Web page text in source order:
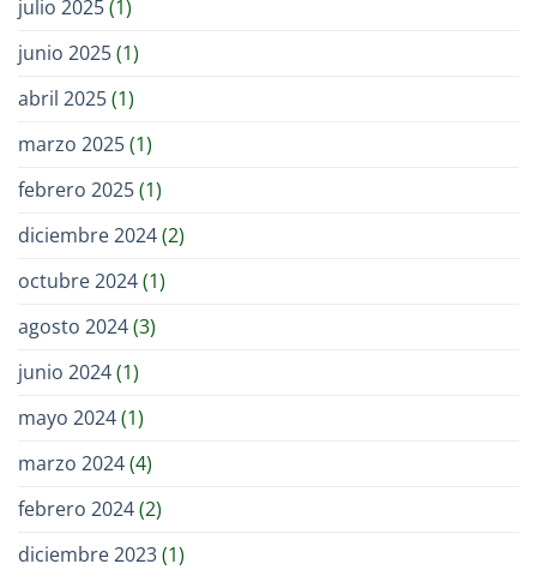
julio 2025(1)
junio 2025(1)
abril 2025(1)
marzo 2025(1)
febrero 2025(1)
diciembre 2024(2)
octubre 2024(1)
agosto 2024(3)
junio 2024(1)
mayo 2024(1)
marzo 2024(4)
febrero 2024(2)
diciembre 2023(1)